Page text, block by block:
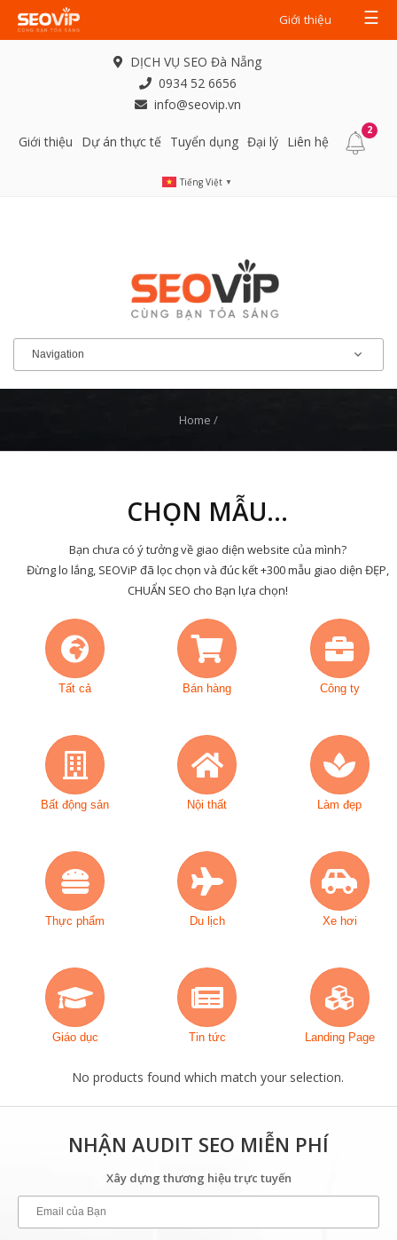
Giới thiệu ☰
DỊCH VỤ SEO Đà Nẵng
0934 52 6656
info@seovip.vn
Giới thiệu Dự án thực tế Tuyển dụng Đại lý Liên hệ
2
Tiếng Việt ▼
Home /
CHỌN MẪU...
Bạn chưa có ý tưởng về giao diện website của mình?
Đừng lo lắng, SEOViP đã lọc chọn và đúc kết +300 mẫu giao diện ĐẸP,
CHUẨN SEO cho Bạn lựa chọn!
Tất cả Bán hàng Công ty
Bất động sản Nội thất Làm đẹp
Thực phẩm Du lịch Xe hơi
Giáo dục Tin tức Landing Page
No products found which match your selection.
NHẬN AUDIT SEO MIỄN PHÍ
Xây dựng thương hiệu trực tuyến